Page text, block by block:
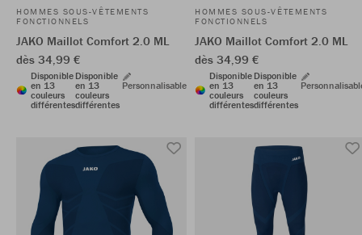
HOMMES SOUS-VÊTEMENTS
FONCTIONNELS
JAKO Maillot Comfort 2.0 ML
dès 34,99 €
Disponible
en 13
couleurs
différentes
Disponible
en 13
couleurs
différentes
Personnalisable
HOMMES SOUS-VÊTEMENTS
FONCTIONNELS
JAKO Maillot Comfort 2.0 ML
dès 34,99 €
Disponible
en 13
couleurs
différentes
Disponible
en 13
couleurs
différentes